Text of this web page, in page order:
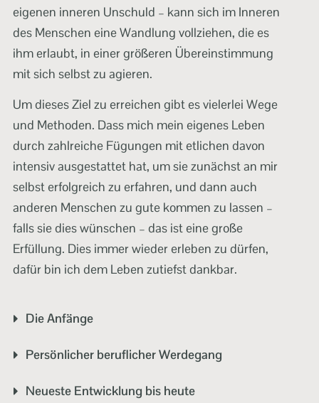
eigenen inneren Unschuld – kann sich im Inneren
des Menschen eine Wandlung vollziehen, die es
ihm erlaubt, in einer größeren Übereinstimmung
mit sich selbst zu agieren.
Um dieses Ziel zu erreichen gibt es vielerlei Wege
und Methoden. Dass mich mein eigenes Leben
durch zahlreiche Fügungen mit etlichen davon
intensiv ausgestattet hat, um sie zunächst an mir
selbst erfolgreich zu erfahren, und dann auch
anderen Menschen zu gute kommen zu lassen –
falls sie dies wünschen – das ist eine große
Erfüllung. Dies immer wieder erleben zu dürfen,
dafür bin ich dem Leben zutiefst dankbar.
Die Anfänge
Persönlicher beruflicher Werdegang
Neueste Entwicklung bis heute